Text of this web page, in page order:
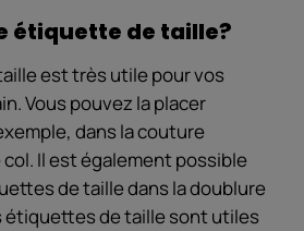
étiquette de taille?
est très utile pour vos
Vous pouvez la placer
dans la couture
Il est également possible
de taille dans la doublure
étiquettes de taille sont utiles